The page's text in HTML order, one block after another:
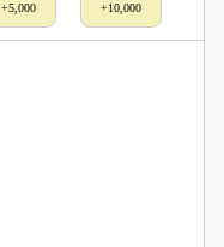
+5,000 +10,000